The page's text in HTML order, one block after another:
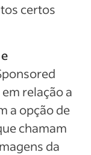
certos
relação a
a opção de
chamam
da